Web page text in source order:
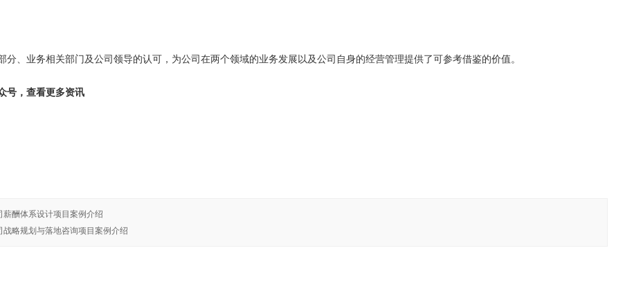
分、业务相关部门及公司领导的认可，为公司在两个领域的业务发展以及公司自身的经营管理提供了可参考借鉴的价值。
号，查看更多资讯
薪酬体系设计项目案例介绍
战略规划与落地咨询项目案例介绍